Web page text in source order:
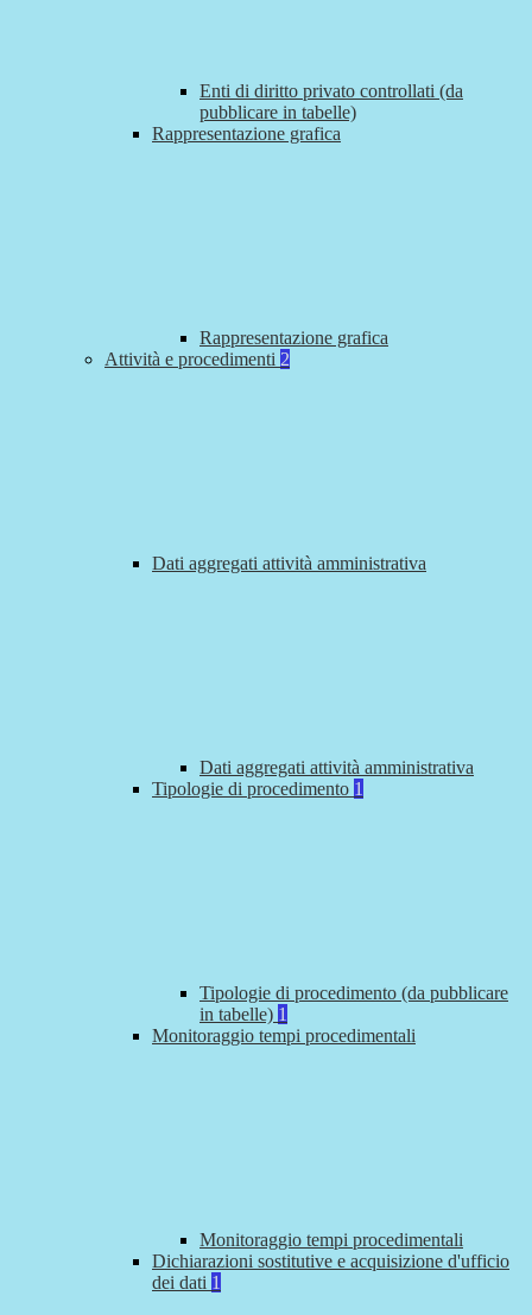
Enti di diritto privato controllati (da
pubblicare in tabelle)
Rappresentazione grafica
Rappresentazione grafica
Attività e procedimenti 2
Dati aggregati attività amministrativa
Dati aggregati attività amministrativa
Tipologie di procedimento 1
Tipologie di procedimento (da pubblicare
in tabelle) 1
Monitoraggio tempi procedimentali
Monitoraggio tempi procedimentali
Dichiarazioni sostitutive e acquisizione d'ufficio
dei dati 1